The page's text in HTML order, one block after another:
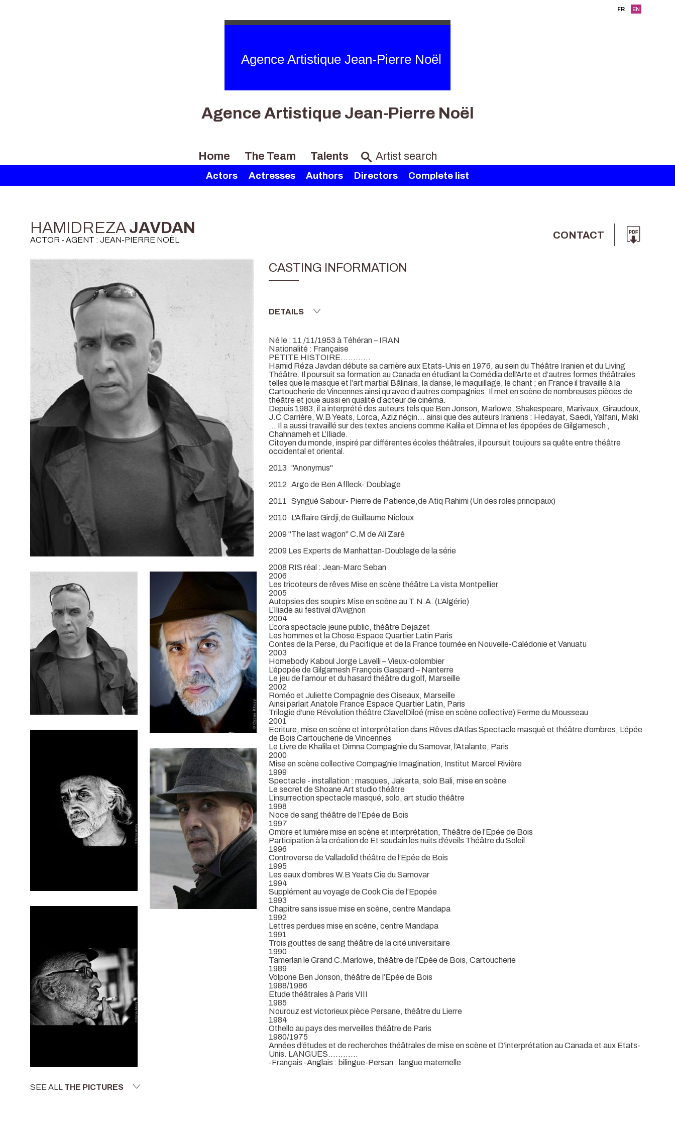
FR EN
Agence Artistique Jean-Pierre Noël
Agence Artistique Jean-Pierre Noël
Home The Team Talents
Actors Actresses Authors Directors Complete list
HAMIDREZA JAVDAN
ACTOR - AGENT : JEAN-PIERRE NOËL CONTACT
SEE ALL THE PICTURES
CASTING INFORMATION
DETAILS
Né le : 11 /11/1953 à Téhéran – IRAN
Nationalité : Française
PETITE HISTOIRE…………
Hamid Réza Javdan débute sa carrière aux Etats-Unis en 1976, au sein du Théâtre Iranien et du Living
Théâtre. Il poursuit sa formation au Canada en étudiant la Comédia dell’Arte et d’autres formes théâtrales
telles que le masque et l’art martial Bâlinais, la danse, le maquillage, le chant ; en France il travaille à la
Cartoucherie de Vincennes ainsi qu’avec d’autres compagnies. Il met en scène de nombreuses pièces de
théâtre et joue aussi en qualité d’acteur de cinéma.
Depuis 1983, il a interprété des auteurs tels que Ben Jonson, Marlowe, Shakespeare, Marivaux, Giraudoux,
J.C Carrière, W.B Yeats, Lorca, Aziz néçin… ainsi que des auteurs Iraniens : Hedayat, Saedi, Yalfani, Maki
… Il a aussi travaillé sur des textes anciens comme Kalila et Dimna et les épopées de Gilgamesch ,
Chahnameh et L’Iliade.
Citoyen du monde, inspiré par différentes écoles théâtrales, il poursuit toujours sa quête entre théâtre
occidental et oriental.
2013 "Anonymus"
2012 Argo de Ben Aflleck- Doublage
2011 Syngué Sabour- Pierre de Patience,de Atiq Rahimi (Un des roles principaux)
2010 L'Affaire Girdji,de Guillaume Nicloux
2009 "The last wagon" C.M de Ali Zaré
2009 Les Experts de Manhattan-Doublage de la série
2008 RIS réal : Jean-Marc Seban
2006
Les tricoteurs de rêves Mise en scène théâtre La vista Montpellier
2005
Autopsies des soupirs Mise en scène au T.N.A. (L’Algérie)
L’Iliade au festival d’Avignon
2004
L’cora spectacle jeune public, théâtre Dejazet
Les hommes et la Chose Espace Quartier Latin Paris
Contes de la Perse, du Pacifique et de la France tournée en Nouvelle-Calédonie et Vanuatu
2003
Homebody Kaboul Jorge Lavelli – Vieux-colombier
L’épopée de Gilgamesh François Gaspard – Nanterre
Le jeu de l’amour et du hasard théâtre du golf, Marseille
2002
Roméo et Juliette Compagnie des Oiseaux, Marseille
Ainsi parlait Anatole France Espace Quartier Latin, Paris
Trilogie d’une Révolution théâtre ClavelDiloé (mise en scène collective) Ferme du Mousseau
2001
Ecriture, mise en scène et interprétation dans Rêves d’Atlas Spectacle masqué et théâtre d’ombres, L’épée
de Bois Cartoucherie de Vincennes
Le Livre de Khalila et Dimna Compagnie du Samovar, l’Atalante, Paris
2000
Mise en scène collective Compagnie Imagination, Institut Marcel Rivière
1999
Spectacle - installation : masques, Jakarta, solo Bali, mise en scène
Le secret de Shoane Art studio théâtre
L’insurrection spectacle masqué, solo, art studio théâtre
1998
Noce de sang théâtre de l’Epée de Bois
1997
Ombre et lumière mise en scène et interprétation, Théâtre de l’Epée de Bois
Participation à la création de Et soudain les nuits d’éveils Théâtre du Soleil
1996
Controverse de Valladolid théâtre de l’Epée de Bois
1995
Les eaux d’ombres W.B Yeats Cie du Samovar
1994
Supplément au voyage de Cook Cie de l’Epopée
1993
Chapitre sans issue mise en scène, centre Mandapa
1992
Lettres perdues mise en scène, centre Mandapa
1991
Trois gouttes de sang théâtre de la cité universitaire
1990
Tamerlan le Grand C.Marlowe, théâtre de l’Epée de Bois, Cartoucherie
1989
Volpone Ben Jonson, théâtre de l’Epée de Bois
1988/1986
Etude théâtrales à Paris VIII
1985
Nourouz est victorieux pièce Persane, théâtre du Lierre
1984
Othello au pays des merveilles théâtre de Paris
1980/1975
Années d’études et de recherches théâtrales de mise en scène et D’interprétation au Canada et aux Etats-
Unis. LANGUES…………
-Français -Anglais : bilingue-Persan : langue maternelle